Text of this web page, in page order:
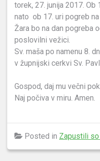
torek, 27. junija 2017. Ob
nato ob 17. uri pogreb
Žara bo na dan pogreba
poslovilni vežici.
Sv. maša po namenu 8.
v župnijski cerkvi Sv.
Gospod, daj mu večni
Naj počiva v miru. Amen.
Posted in Zapustili so